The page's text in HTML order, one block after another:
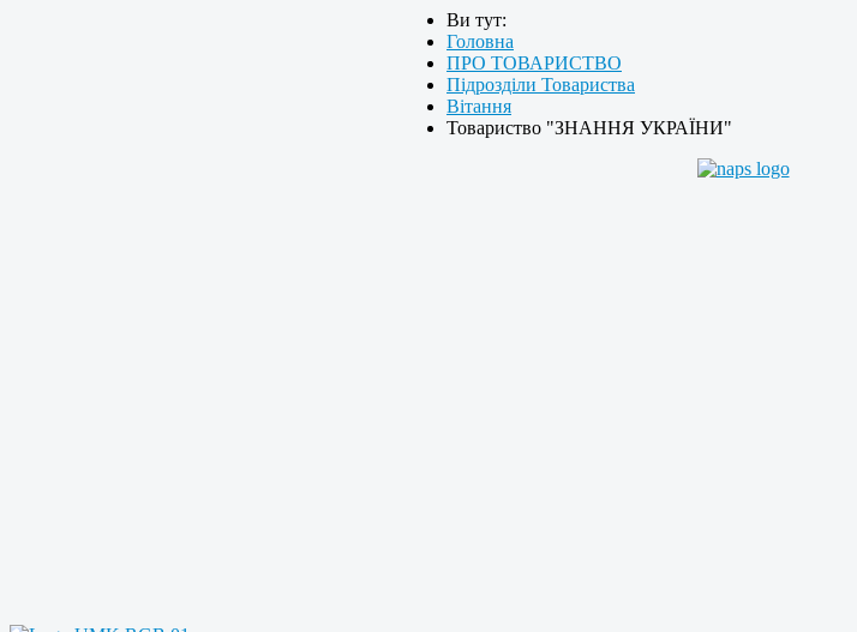
Ви тут:
Головна
ПРО ТОВАРИСТВО
Підрозділи Товариства
Вітання
Товариство "ЗНАННЯ УКРАЇНИ"